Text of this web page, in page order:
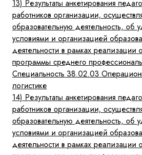
13) Результаты анкетирования
работников организации,
образовательную деятельность, об
условиями и организацией
деятельности в рамках реализации
программы среднего
Специальность 38.02.03
логистике
14) Результаты анкетирования
работников организации,
образовательную деятельность, об
условиями и организацией
деятельности в рамках реализации